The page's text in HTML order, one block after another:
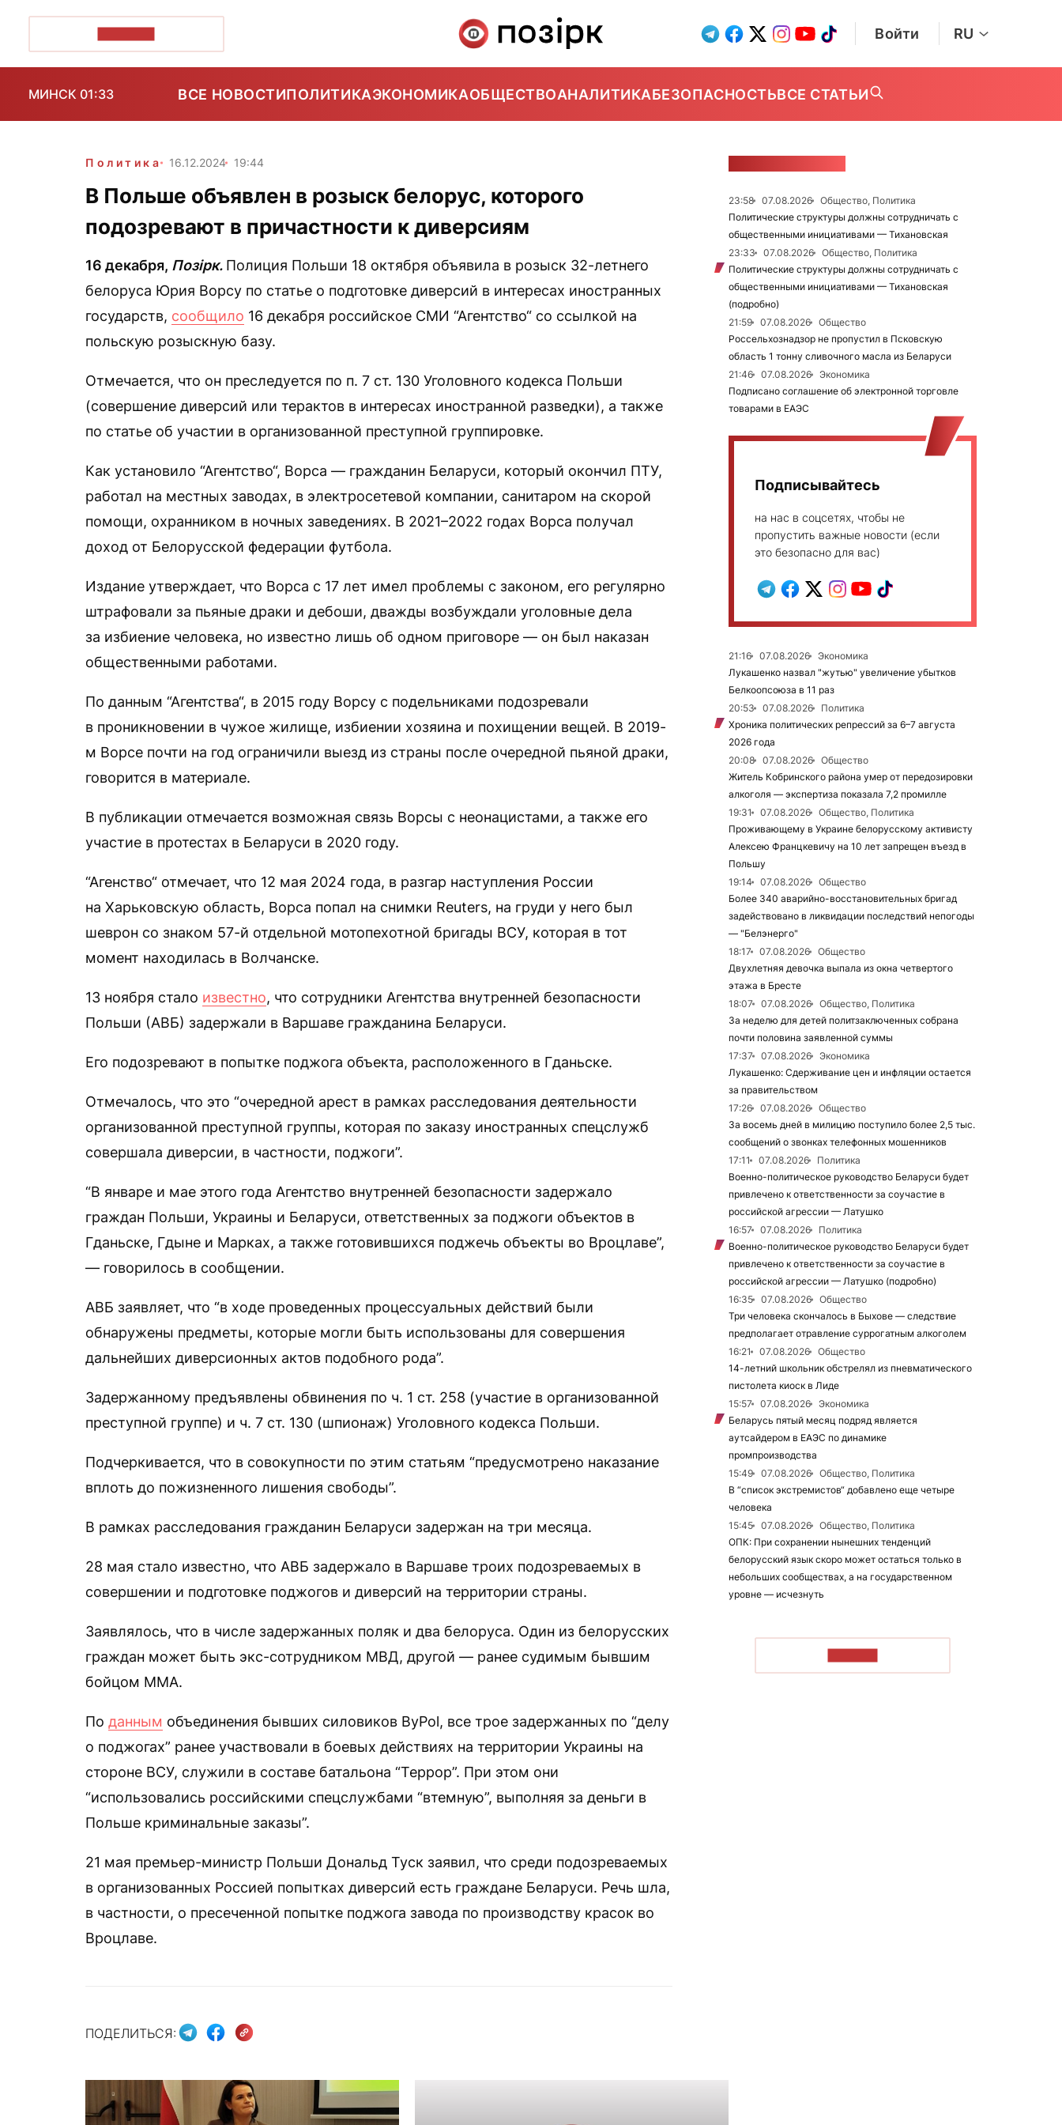
Войти RU
МИНСК 01:33 ВСЕ НОВОСТИПОЛИТИКАЭКОНОМИКАОБЩЕСТВОАНАЛИТИКАБЕЗОПАСНОСТЬВСЕ СТАТЬИ
Политика 16.12.2024 19:44
В Польше объявлен в розыск белорус, которого
подозревают в причастности к диверсиям
16 декабря, Позірк. Полиция Польши 18 октября объявила в розыск 32-летнего
белоруса Юрия Ворсу по статье о подготовке диверсий в интересах иностранных
государств, сообщило 16 декабря российское СМИ “Агентство“ со ссылкой на
польскую розыскную базу.
Отмечается, что он преследуется по п. 7 ст. 130 Уголовного кодекса Польши
(совершение диверсий или терактов в интересах иностранной разведки), а также
по статье об участии в организованной преступной группировке.
Как установило “Агентство“, Ворса — гражданин Беларуси, который окончил ПТУ,
работал на местных заводах, в электросетевой компании, санитаром на скорой
помощи, охранником в ночных заведениях. В 2021–2022 годах Ворса получал
доход от Белорусской федерации футбола.
Издание утверждает, что Ворса с 17 лет имел проблемы с законом, его регулярно
штрафовали за пьяные драки и дебоши, дважды возбуждали уголовные дела
за избиение человека, но известно лишь об одном приговоре — он был наказан
общественными работами.
По данным “Агентства“, в 2015 году Ворсу с подельниками подозревали
в проникновении в чужое жилище, избиении хозяина и похищении вещей. В 2019-
м Ворсе почти на год ограничили выезд из страны после очередной пьяной драки,
говорится в материале.
В публикации отмечается возможная связь Ворсы с неонацистами, а также его
участие в протестах в Беларуси в 2020 году.
“Агенство“ отмечает, что 12 мая 2024 года, в разгар наступления России
на Харьковскую область, Ворса попал на снимки Reuters, на груди у него был
шеврон со знаком 57-й отдельной мотопехотной бригады ВСУ, которая в тот
момент находилась в Волчанске.
13 ноября стало известно, что сотрудники Агентства внутренней безопасности
Польши (АВБ) задержали в Варшаве гражданина Беларуси.
Его подозревают в попытке поджога объекта, расположенного в Гданьске.
Отмечалось, что это “очередной арест в рамках расследования деятельности
организованной преступной группы, которая по заказу иностранных спецслужб
совершала диверсии, в частности, поджоги”.
“В январе и мае этого года Агентство внутренней безопасности задержало
граждан Польши, Украины и Беларуси, ответственных за поджоги объектов в
Гданьске, Гдыне и Марках, а также готовившихся поджечь объекты во Вроцлаве”,
— говорилось в сообщении.
АВБ заявляет, что “в ходе проведенных процессуальных действий были
обнаружены предметы, которые могли быть использованы для совершения
дальнейших диверсионных актов подобного рода”.
Задержанному предъявлены обвинения по ч. 1 ст. 258 (участие в организованной
преступной группе) и ч. 7 ст. 130 (шпионаж) Уголовного кодекса Польши.
Подчеркивается, что в совокупности по этим статьям “предусмотрено наказание
вплоть до пожизненного лишения свободы”.
В рамках расследования гражданин Беларуси задержан на три месяца.
28 мая стало известно, что АВБ задержало в Варшаве троих подозреваемых в
совершении и подготовке поджогов и диверсий на территории страны.
Заявлялось, что в числе задержанных поляк и два белоруса. Один из белорусских
граждан может быть экс-сотрудником МВД, другой — ранее судимым бывшим
бойцом ММА.
По данным объединения бывших силовиков ByPol, все трое задержанных по “делу
о поджогах” ранее участвовали в боевых действиях на территории Украины на
стороне ВСУ, служили в составе батальона “Террор”. При этом они
“использовались российскими спецслужбами “втемную”, выполняя за деньги в
Польше криминальные заказы”.
21 мая премьер-министр Польши Дональд Туск заявил, что среди подозреваемых
в организованных Россией попытках диверсий есть граждане Беларуси. Речь шла,
в частности, о пресеченной попытке поджога завода по производству красок во
Вроцлаве.
ПОДЕЛИТЬСЯ:
23:58 07.08.2026
Общество, Политика
Политические структуры должны сотрудничать с
общественными инициативами — Тихановская
23:33
07.08.2026
Общество, Политика
Политические структуры должны сотрудничать с
общественными инициативами — Тихановская
(подробно)
21:59
07.08.2026
Общество
Россельхознадзор не пропустил в Псковскую
область 1 тонну сливочного масла из Беларуси
21:46
07.08.2026
Экономика
Подписано соглашение об электронной торговле
товарами в ЕАЭС
Подписывайтесь
на нас в соцсетях, чтобы не
пропустить важные новости (если
это безопасно для вас)
21:16 07.08.2026
Экономика
Лукашенко назвал "жутью" увеличение убытков
Белкоопсоюза в 11 раз
20:53
07.08.2026
Политика
Хроника политических репрессий за 6–7 августа
2026 года
20:08
07.08.2026
Общество
Житель Кобринского района умер от передозировки
алкоголя — экспертиза показала 7,2 промилле
19:31
07.08.2026
Общество, Политика
Проживающему в Украине белорусскому активисту
Алексею Францкевичу на 10 лет запрещен въезд в
Польшу
19:14
07.08.2026
Общество
Более 340 аварийно-восстановительных бригад
задействовано в ликвидации последствий непогоды
— "Белэнерго"
18:17
07.08.2026
Общество
Двухлетняя девочка выпала из окна четвертого
этажа в Бресте
18:07
07.08.2026
Общество, Политика
За неделю для детей политзаключенных собрана
почти половина заявленной суммы
17:37
07.08.2026
Экономика
Лукашенко: Сдерживание цен и инфляции остается
за правительством
17:26
07.08.2026
Общество
За восемь дней в милицию поступило более 2,5 тыс.
сообщений о звонках телефонных мошенников
17:11
07.08.2026
Политика
Военно-политическое руководство Беларуси будет
привлечено к ответственности за соучастие в
российской агрессии — Латушко
16:57
07.08.2026
Политика
Военно-политическое руководство Беларуси будет
привлечено к ответственности за соучастие в
российской агрессии — Латушко (подробно)
16:35
07.08.2026
Общество
Три человека скончалось в Быхове — следствие
предполагает отравление суррогатным алкоголем
16:21
07.08.2026
Общество
14-летний школьник обстрелял из пневматического
пистолета киоск в Лиде
15:57
07.08.2026
Экономика
Беларусь пятый месяц подряд является
аутсайдером в ЕАЭС по динамике
промпроизводства
15:49
07.08.2026
Общество, Политика
В “список экстремистов“ добавлено еще четыре
человека
15:45
07.08.2026
Общество, Политика
ОПК: При сохранении нынешних тенденций
белорусский язык скоро может остаться только в
небольших сообществах, а на государственном
уровне — исчезнуть